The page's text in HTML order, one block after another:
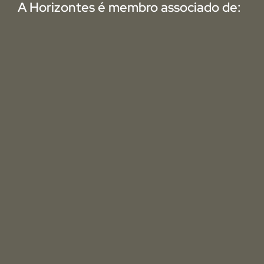
A Horizontes é membro associado de: